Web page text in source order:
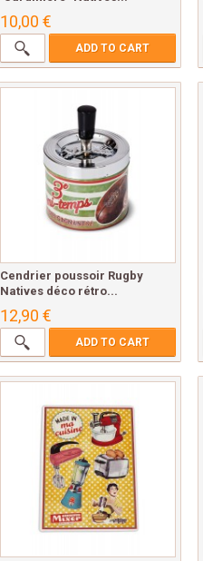
10,00 €
ADD TO CART
Cendrier poussoir Rugby
Natives déco rétro...
12,90 €
ADD TO CART